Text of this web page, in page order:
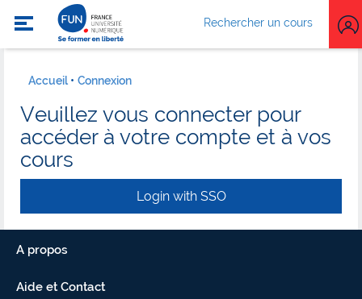
Rechercher un cours
Accueil Connexion
Veuillez vous connecter pour
accéder à votre compte et à vos
cours
Login with SSO
A propos
Aide et Contact